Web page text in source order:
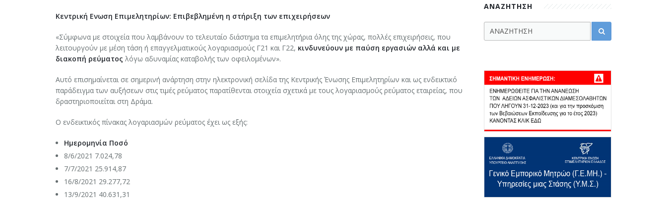
ΤΟ ΕΠΙΜΕΛΗΤΗΡΙΟ, ΤΑ ΠΡΟΙΟΝΤΑ ΜΑΣ, Ο ΤΟΠΟΣ ΜΑΣ
ΔΙΟΙΚΗΣΗ – ΟΡΓΑΝΩΤΙΚΗ ΔΟΜΗ
ΤΜΗΜΑΤΑ ΕΠΙΜΕΛΗΤΗΡΙΟΥ
ΣΚΟΠΟΣ - ΑΡΜΟΔΙΟΤΗΤΕΣ
ΑΦΙΕΡΩΜΑΤΑ
ΕΦΗΜΕΡΙΔΑ ΕΠΙΜΕΛΗΤΗΡΙΟΥ
ΕΚΘΕΣΕΙΣ - ΕΠΙΧΕΙΡΗΜΑΤΙΚΕΣ ΑΠΟΣΤΟΛΕΣ
ΣΕΜΙΝΑΡΙΑ
ΕΡΓΑ ΚΑΙ ΠΡΟΓΡΑΜΜΑΤΑ
ΑΣΦΑΛΙΣΤΕΣ-ΜΕΣΙΤΕΣ ΑΚΙΝΗΤΩΝ
Υπηρεσία Μιας Στάσης (ΥΜΣ)
Αναζήτηση Δεδομένων Γ.Ε.ΜΗ
Ιδιωτική Κεφαλαιουχική Εταιρεία (Ι.Κ.Ε.).
Αυτοαπογραφή Επιχειρήσεων στο Γ.Ε.Μ.Η.
ΕΙΔΙΚΗ ΠΛΗΡΟΦΟΡΗΣΗ
ΠΕΡΙΦΕΡΕΙΑ ΔΥΤΙΚΗΣ ΜΑΚΕΔΟΝΙΑΣ
ΠΕΡΙΦΕΡΕΙΑ ΔΥΤΙΚΗΣ ΜΑΚΕΔΟΝΙΑΣ
ΤΙ ΕΙΝΑΙ Η ΑΕΠΕ Ν. ΚΟΖΑΝΗΣ
ΔΗΜΙΟΥΡΓΙΑ ΔΩΡΕΑΝ ΙΣΤΟΣΕΛΙΔΑΣ ΓΙΑ ΤΑ ΜΕΛΗ ΤΟΥ ΕΒΕ ΚΟΖΑΝΗΣ
ΣΥΛΛΟΓΟΙ - ΣΩΜΑΤΕΙΑ
ΣΥΝΔΕΣΜΟΙ
ΟΜΟΣΠΟΝΔΙΕΣ
ΣΩΜΑΤΕΙΑ
ΕΚΘΕΣΕΙΣ - ΕΠΙΧΕΙΡΗΜΑΤΙΚΕΣ ΑΠΟΣΤΟΛΕΣ
ΝΟΜΟΣ ΚΟΖΑΝΗΣ
Η ΕΠΙΧΕΙΡΗΜΑΤΙΚΟΤΗΤΑ ΣΤΟΝ ΝΟΜΟ
Ο ΝΟΜΟΣ ΚΟΖΑΝΗΣ
Κεντρική Ενωση Επιμελητηρίων: Επιβεβλημένη η στήριξη των επιχειρήσεων
«Σύμφωνα με στοιχεία που λαμβάνουν το τελευταίο διάστημα τα επιμελητήρια όλης της χώρας, πολλές επιχειρήσεις, που
λειτουργούν με μέση τάση ή επαγγελματικούς λογαριασμούς Γ21 και Γ22, κινδυνεύουν με παύση εργασιών αλλά και με
διακοπή ρεύματος λόγω αδυναμίας καταβολής των οφειλομένων».
Αυτό επισημαίνεται σε σημερινή ανάρτηση στην ηλεκτρονική σελίδα της Κεντρικής Ένωσης Επιμελητηρίων και ως ενδεικτικό
παράδειγμα των αυξήσεων στις τιμές ρεύματος παρατίθενται στοιχεία σχετικά με τους λογαριασμούς ρεύματος εταιρείας, που
δραστηριοποιείται στη Δράμα.
Ο ενδεικτικός πίνακας λογαριασμών ρεύματος έχει ως εξής:
Ημερομηνία Ποσό
8/6/2021 7.024,78
7/7/2021 25.914,87
16/8/2021 29.277,72
13/9/2021 40.631,31
ΑΝΑΖΗΤΗΣΗ